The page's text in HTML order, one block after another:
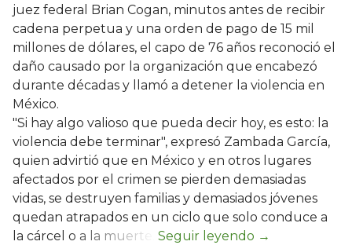
juez federal Brian Cogan, minutos antes de recibir
cadena perpetua y una orden de pago de 15 mil
millones de dólares, el capo de 76 años reconoció el
daño causado por la organización que encabezó
durante décadas y llamó a detener la violencia en
México.
"Si hay algo valioso que pueda decir hoy, es esto: la
violencia debe terminar", expresó Zambada García,
quien advirtió que en México y en otros lugares
afectados por el crimen se pierden demasiadas
vidas, se destruyen familias y demasiados jóvenes
quedan atrapados en un ciclo que solo conduce a
la cárcel o a la muerte.